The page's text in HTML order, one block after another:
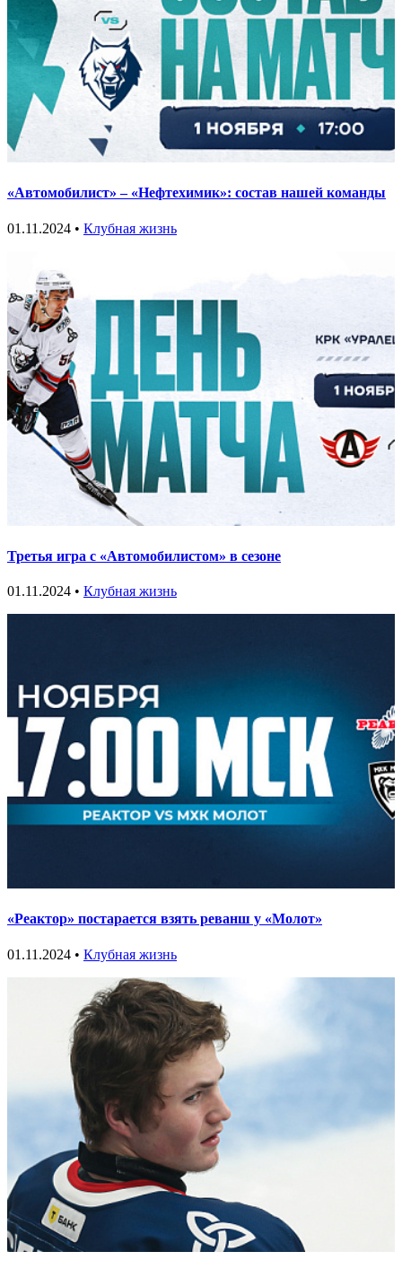
«Автомобилист» – «Нефтехимик»: состав нашей команды
01.11.2024 • Клубная жизнь
Третья игра с «Автомобилистом» в сезоне
01.11.2024 • Клубная жизнь
«Реактор» постарается взять реванш у «Молот»
01.11.2024 • Клубная жизнь